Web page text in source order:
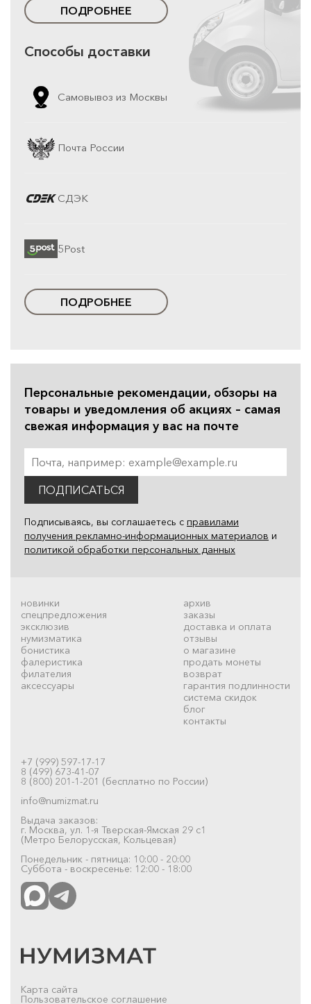
ПОДРОБНЕЕ
Способы доставки
Самовывоз из Москвы
Почта России
СДЭК
5Post
ПОДРОБНЕЕ
Персональные рекомендации, обзоры на
товары и уведомления об акциях – самая
свежая информация у вас на почте
ПОДПИСАТЬСЯ
Подписываясь, вы соглашаетесь с правилами
получения рекламно-информационных материалов и
политикой обработки персональных данных
новинки
спецпредложения
эксклюзив
нумизматика
бонистика
фалеристика
филателия
аксессуары
архив
заказы
доставка и оплата
отзывы
о магазине
продать монеты
возврат
гарантия подлинности
система скидок
блог
контакты
+7 (999) 597-17-17
8 (499) 673-41-07
8 (800) 201-1-201 (бесплатно по России)
info@numizmat.ru
Выдача заказов:
г. Москва, ул. 1-я Тверская-Ямская 29 с1
(Метро Белорусская, Кольцевая)
Понедельник - пятница: 10:00 - 20:00
Суббота - воскресенье: 12:00 - 18:00
Карта сайта
Пользовательское соглашение